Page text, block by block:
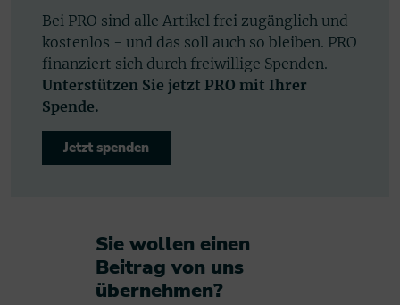
Bei PRO sind alle Artikel frei zugänglich und
kostenlos - und das soll auch so bleiben. PRO
finanziert sich durch freiwillige Spenden.
Unterstützen Sie jetzt PRO mit Ihrer
Spende.
Jetzt spenden
Sie wollen einen
Beitrag von uns
übernehmen?​